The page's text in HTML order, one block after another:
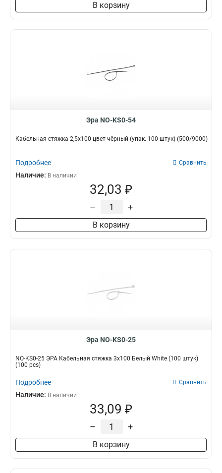
В корзину
Эра NO-KS0-54
Кабельная стяжка 2,5х100 цвет чёрный (упак. 100 штук) (500/9000)
Подробнее Сравнить
Наличие: В наличии
32,03 ₽
– +
В корзину
Эра NO-KS0-25
NO-KS0-25 ЭРА Кабельная стяжка 3х100 Белый White (100 штук)
(100 pcs)
Подробнее Сравнить
Наличие: В наличии
33,09 ₽
– +
В корзину